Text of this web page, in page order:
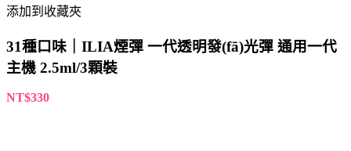
添加到收藏夾
31種口味｜ILIA煙彈 一代透明發(fā)光彈 通用一代
主機 2.5ml/3顆裝
NT$330